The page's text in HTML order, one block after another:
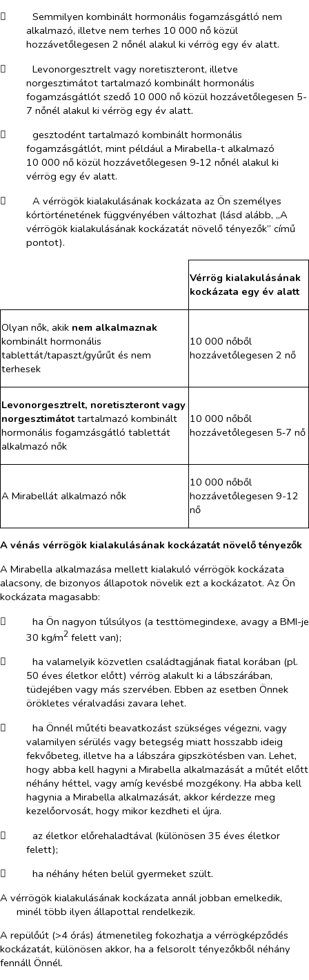
​
Semmilyen kombinált hormonális fogamzásgátló nem
alkalmazó, illetve nem terhes 10 000 nő közül
hozzávetőlegesen 2 nőnél alakul ki vérrög egy év alatt.
​
Levonorgesztrelt vagy noretiszteront, illetve
norgesztimátot tartalmazó kombinált hormonális
fogamzásgátlót szedő 10 000 nő közül hozzávetőlegesen 5-
7 nőnél alakul ki vérrög egy év alatt.
​
gesztodént tartalmazó kombinált hormonális
fogamzásgátlót, mint például a Mirabella-t alkalmazó
10 000 nő közül hozzávetőlegesen 9‑12 nőnél alakul ki
vérrög egy év alatt.
​
A vérrögök kialakulásának kockázata az Ön személyes
kórtörténetének függvényében változhat (lásd alább, „A
vérrögök kialakulásának kockázatát növelő tényezők” című
pontot).
Vérrög kialakulásának
kockázata egy év alatt
Olyan nők, akik nem alkalmaznak
kombinált hormonális
tablettát/tapaszt/gyűrűt és nem
terhesek
10 000 nőből
hozzávetőlegesen 2 nő
Levonorgesztrelt, noretiszteront vagy
norgesztimátottartalmazó kombinált
hormonális fogamzásgátló tablettát
alkalmazó nők
10 000 nőből
hozzávetőlegesen 5‑7 nő
A Mirabellát alkalmazó nők
10 000 nőből
hozzávetőlegesen 9-12
nő
A vénás vérrögök kialakulásának kockázatát növelő tényezők
A Mirabella alkalmazása mellett kialakuló vérrögök kockázata
alacsony, de bizonyos állapotok növelik ezt a kockázatot. Az Ön
kockázata magasabb:
​
ha Ön nagyon túlsúlyos (a testtömegindexe, avagy a BMI-je
30 kg/m2felett van);
​
ha valamelyik közvetlen családtagjának fiatal korában (pl.
50 éves életkor előtt) vérrög alakult ki a lábszárában,
tüdejében vagy más szervében. Ebben az esetben Önnek
örökletes véralvadási zavara lehet.
​
ha Önnél műtéti beavatkozást szükséges végezni, vagy
valamilyen sérülés vagy betegség miatt hosszabb ideig
fekvőbeteg, illetve ha a lábszára gipszkötésben van. Lehet,
hogy abba kell hagyni a Mirabella alkalmazását a műtét előtt
néhány héttel, vagy amíg kevésbé mozgékony. Ha abba kell
hagynia a Mirabella alkalmazását, akkor kérdezze meg
kezelőorvosát, hogy mikor kezdheti el újra.
​
az életkor előrehaladtával (különösen 35 éves életkor
felett);
​
ha néhány héten belül gyermeket szült.
A vérrögök kialakulásának kockázata annál jobban emelkedik,
minél több ilyen állapottal rendelkezik.
A repülőút (>4 órás) átmenetileg fokozhatja a vérrögképződés
kockázatát, különösen akkor, ha a felsorolt tényezőkből néhány
fennáll Önnél.